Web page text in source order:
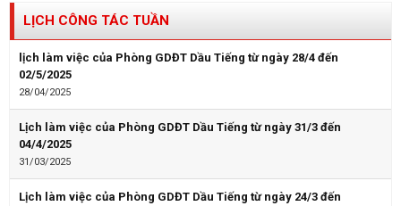
LỊCH CÔNG TÁC TUẦN
lịch làm việc của Phòng GDĐT Dầu Tiếng từ ngày 28/4 đến
02/5/2025
28/04/2025
Lịch làm việc của Phòng GDĐT Dầu Tiếng từ ngày 31/3 đến
04/4/2025
31/03/2025
Lịch làm việc của Phòng GDĐT Dầu Tiếng từ ngày 24/3 đến